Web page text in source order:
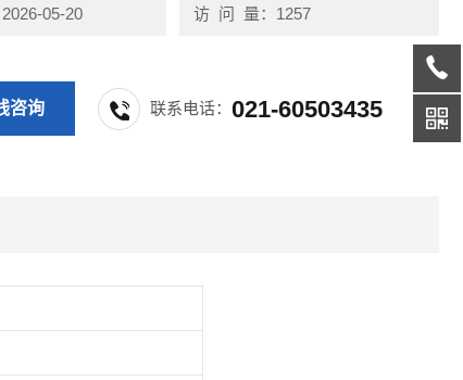
05-20 访 问 量：1257
咨询 联系电话：021-60503435